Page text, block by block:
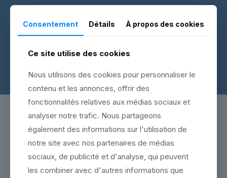
précises.
Categories Tags Authors Show all
Consentement Détails À propos des cookies
Ce site utilise des cookies
Nous utilisons des cookies pour personnaliser le
contenu et les annonces, offrir des
fonctionnalités relatives aux médias sociaux et
analyser notre trafic. Nous partageons
également des informations sur l'utilisation de
notre site avec nos partenaires de médias
sociaux, de publicité et d'analyse, qui peuvent
les combiner avec d'autres informations que